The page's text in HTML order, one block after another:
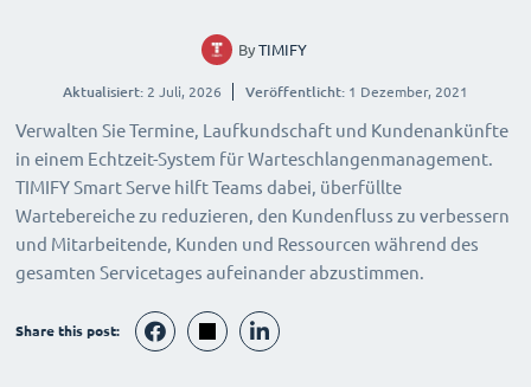
By TIMIFY
Aktualisiert: 2 Juli, 2026 Veröffentlicht: 1 Dezember, 2021
Verwalten Sie Termine, Laufkundschaft und Kundenankünfte
in einem Echtzeit-System für Warteschlangenmanagement.
TIMIFY Smart Serve hilft Teams dabei, überfüllte
Wartebereiche zu reduzieren, den Kundenfluss zu verbessern
und Mitarbeitende, Kunden und Ressourcen während des
gesamten Servicetages aufeinander abzustimmen.
Share this post: